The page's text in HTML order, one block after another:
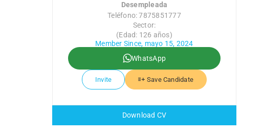
Desempleada
Teléfono: 7875851777
Sector:
(Edad: 126 años)
Member Since, mayo 15, 2024
WhatsApp
Invite Save Candidate
Download CV